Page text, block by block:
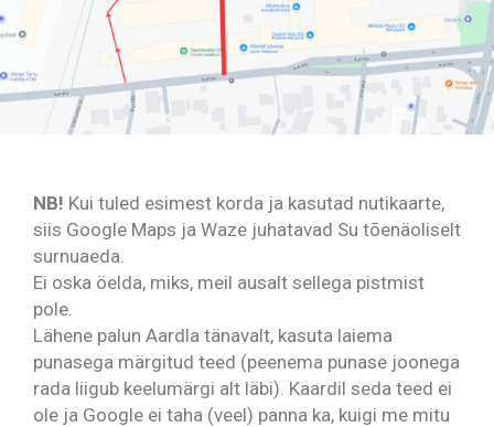
NB! Kui tuled esimest korda ja kasutad nutikaarte,
siis Google Maps ja Waze juhatavad Su tõenäoliselt
surnuaeda.
Ei oska öelda, miks, meil ausalt sellega pistmist
pole.
Lähene palun Aardla tänavalt, kasuta laiema
punasega märgitud teed (peenema punase joonega
rada liigub keelumärgi alt läbi). Kaardil seda teed ei
ole ja Google ei taha (veel) panna ka, kuigi me mitu